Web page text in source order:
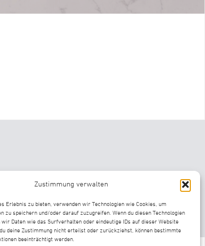
Zustimmung verwalten
Erlebnis zu bieten, verwenden wir Technologien wie Cookies, um
zu speichern und/oder darauf zuzugreifen. Wenn du diesen Technologien
Daten wie das Surfverhalten oder eindeutige IDs auf dieser Website
deine Zustimmung nicht erteilst oder zurückziehst, können bestimmte
beeinträchtigt werden.